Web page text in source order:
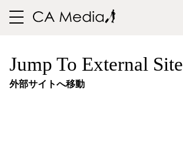
toggle
Jump To External Site
外部サイトへ移動